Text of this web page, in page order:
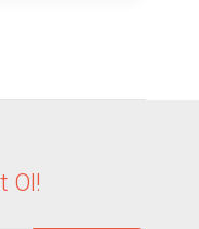
Ol!